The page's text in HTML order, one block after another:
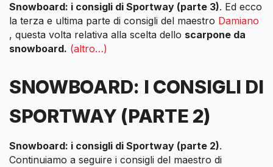
Snowboard: i consigli di Sportway (parte 3). Ed ecco
la terza e ultima parte di consigli del maestro Damiano
, questa volta relativa alla scelta dello scarpone da
snowboard. (altro…)
SNOWBOARD: I CONSIGLI DI
SPORTWAY (PARTE 2)
Snowboard: i consigli di Sportway (parte 2).
Continuiamo a seguire i consigli del maestro di